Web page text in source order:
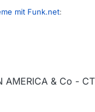
mit Funk.net:
passende Glaskugel
AMERICA & Co -